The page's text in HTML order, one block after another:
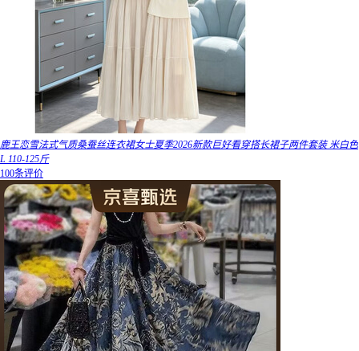
鹿王恋雪法式气质桑蚕丝连衣裙女士夏季2026新款巨好看穿搭长裙子两件套装 米白色
L 110-125斤
100条评价